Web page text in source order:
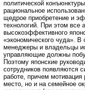
политической
рациональное
щедрое приобретение и
технологий. При этом все
высокоэффективного
«экономического чуда». В
менеджеры и владельцы
управляющие должны
Поэтому японские
сотрудников появляются
работе, причем мотивация
место, но и на семейное